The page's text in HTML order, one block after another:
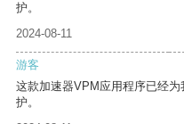
护。
2024-08-11
游客
这款加速器VPM应用程序已经
护。